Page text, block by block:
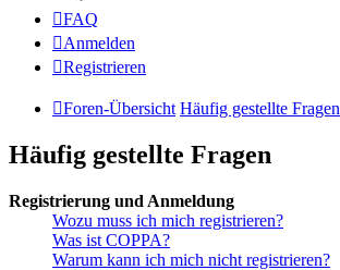
FAQ
Anmelden
Registrieren
Foren-Übersicht Häufig gestellte Fragen
Häufig gestellte Fragen
Registrierung und Anmeldung
Wozu muss ich mich registrieren?
Was ist COPPA?
Warum kann ich mich nicht registrieren?